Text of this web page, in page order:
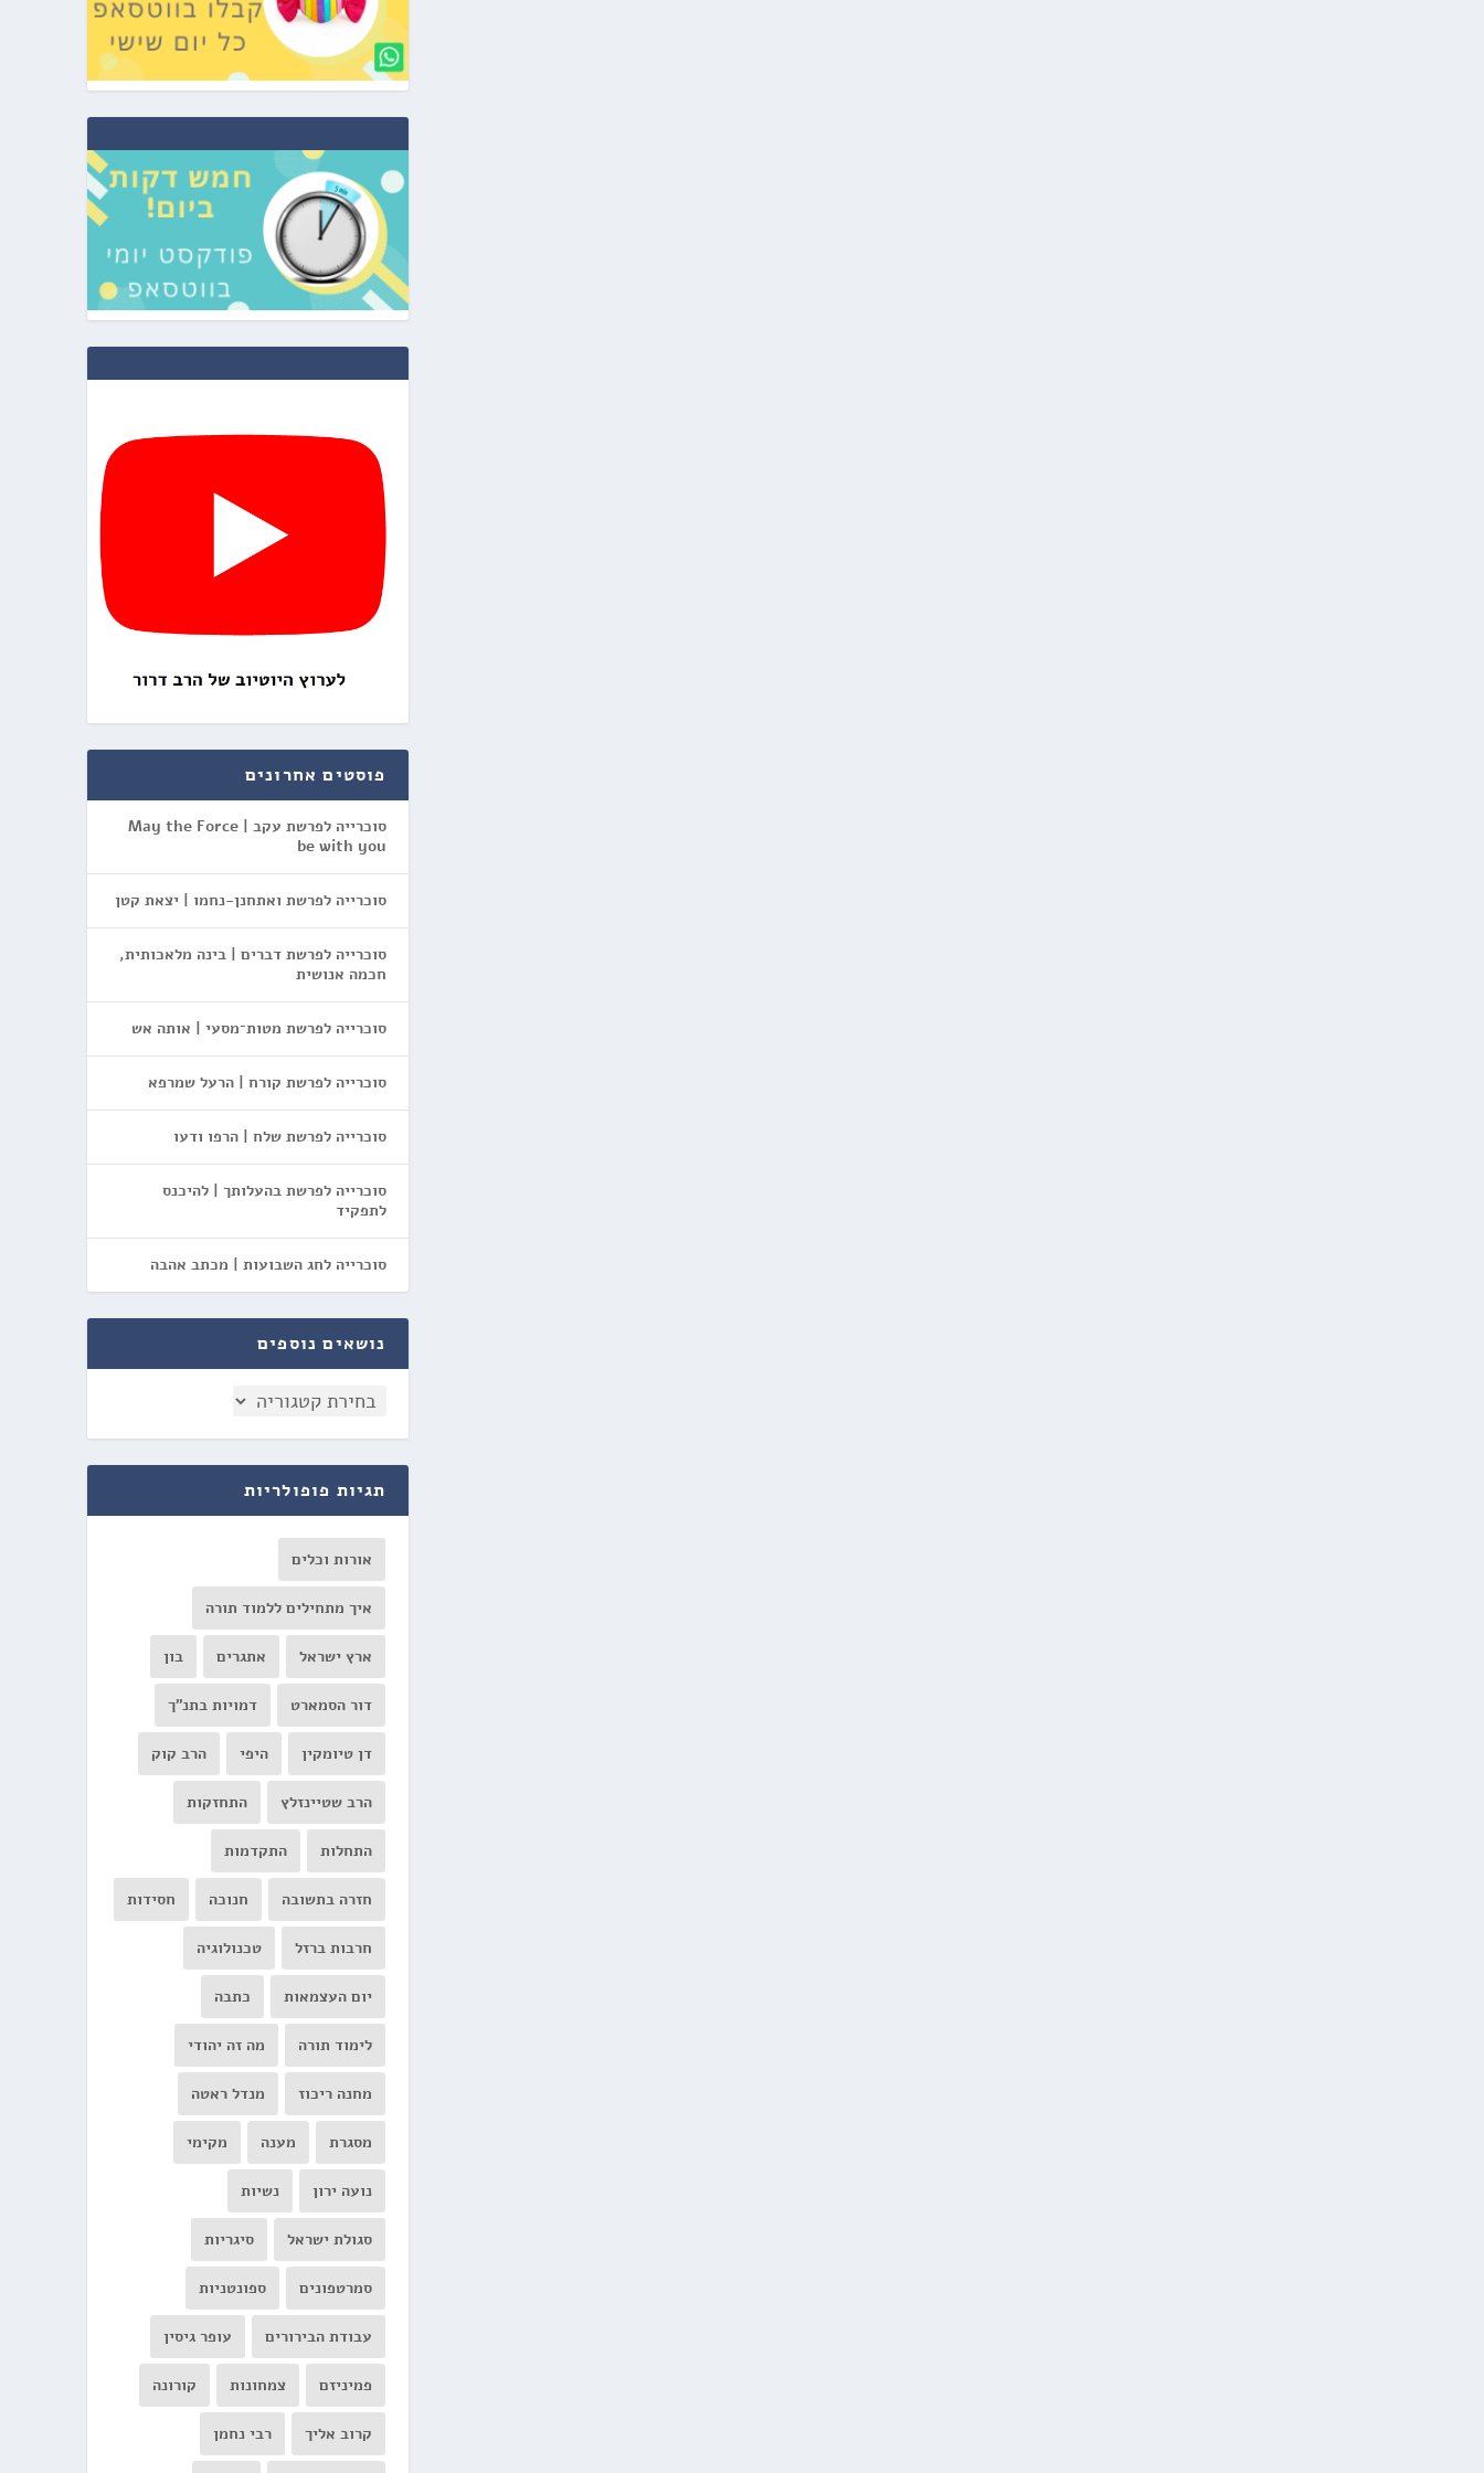
פוסטים אחרונים
סוכרייה לפרשת עקב | May the Force
be with you
סוכרייה לפרשת ואתחנן-נחמו | יצאת קטן
סוכרייה לפרשת דברים | בינה מלאכותית,
חכמה אנושית
סוכרייה לפרשת מטות־מסעי | אותה אש
סוכרייה לפרשת קורח | הרעל שמרפא
סוכרייה לפרשת שלח | הרפו ודעו
סוכרייה לפרשת בהעלותך | להיכנס
לתפקיד
סוכרייה לחג השבועות | מכתב אהבה
נושאים נוספים
תגיות פופולריות
אורות וכלים
איך מתחילים ללמוד תורה
ארץ ישראל אתגרים בון
דור הסמארט דמויות בתנ"ך
דן טיומקין היפי הרב קוק
הרב שטיינזלץ התחזקות
התחלות התקדמות
חזרה בתשובה חנוכה חסידות
חרבות ברזל טכנולוגיה
יום העצמאות כתבה
לימוד תורה מה זה יהודי
מחנה ריכוז מנדל ראטה
מסגרת מענה מקימי
נועה ירון נשיות
סגולת ישראל סיגריות
סמרטפונים ספונטניות
עבודת הבירורים עופר גיסין
פמיניזם צמחונות קורונה
קרוב אליך רבי נחמן